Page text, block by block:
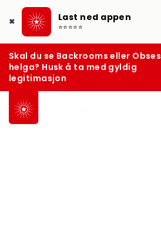
✖ Last ned appen
⭐⭐⭐⭐⭐
Skal du se Backrooms eller
helga? Husk å ta med gyldig
legitimasjon